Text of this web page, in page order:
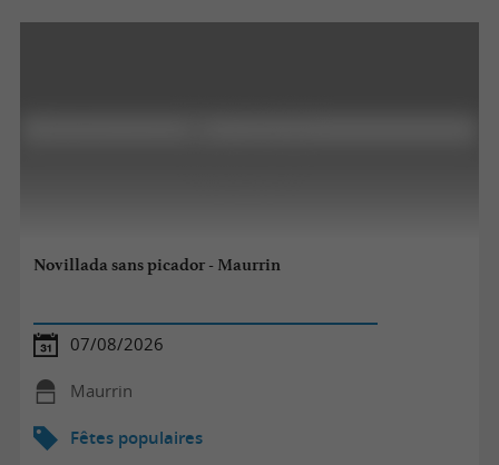
Novillada sans picador - Maurrin
07/08/2026
Maurrin
Fêtes populaires